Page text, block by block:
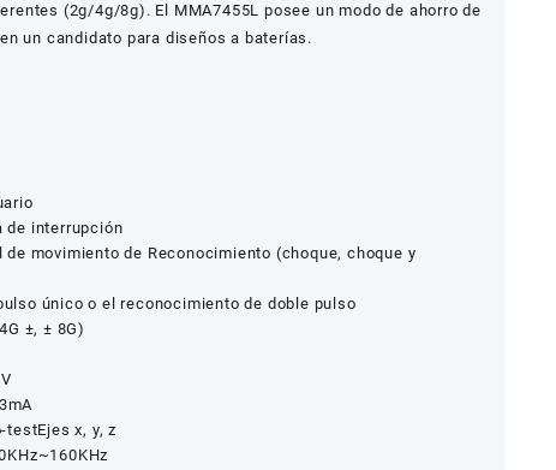
(2g/4g/8g). El MMA7455L posee un modo de ahorro de
un candidato para diseños a baterías.
de interrupción
movimiento de Reconocimiento (choque, choque y
único o el reconocimiento de doble pulso
±, ± 8G)
testEjes x, y, z